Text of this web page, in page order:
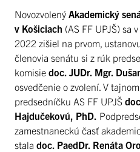
Novozvolený Akademický
v Košiciach (AS FF UPJŠ) sa
2022 zišiel na prvom,
členovia senátu si z rúk
komisie doc. JUDr. Mgr.
osvedčenie o zvolení. V
predsedníčku AS FF UPJŠ
Hajdučekovú, PhD.
zamestnaneckú časť
stala doc. PaedDr. Renáta